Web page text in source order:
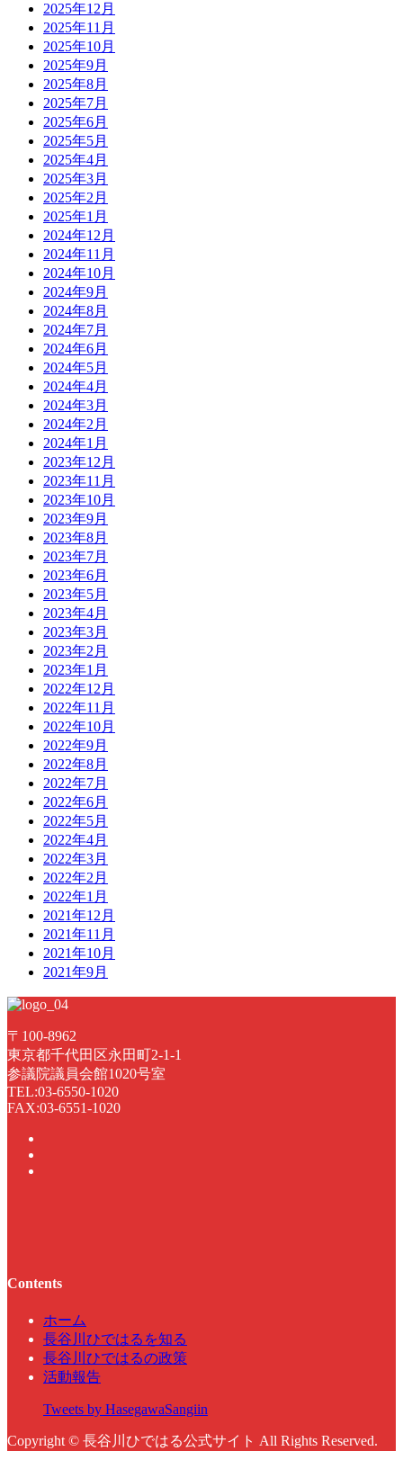
2025年12月
2025年11月
2025年10月
2025年9月
2025年8月
2025年7月
2025年6月
2025年5月
2025年4月
2025年3月
2025年2月
2025年1月
2024年12月
2024年11月
2024年10月
2024年9月
2024年8月
2024年7月
2024年6月
2024年5月
2024年4月
2024年3月
2024年2月
2024年1月
2023年12月
2023年11月
2023年10月
2023年9月
2023年8月
2023年7月
2023年6月
2023年5月
2023年4月
2023年3月
2023年2月
2023年1月
2022年12月
2022年11月
2022年10月
2022年9月
2022年8月
2022年7月
2022年6月
2022年5月
2022年4月
2022年3月
2022年2月
2022年1月
2021年12月
2021年11月
2021年10月
2021年9月
〒100-8962
東京都千代田区永田町2-1-1
参議院議員会館1020号室
TEL:03-6550-1020
FAX:03-6551-1020
Contents
ホーム
長谷川ひではるを知る
長谷川ひではるの政策
活動報告
Tweets by HasegawaSangiin
Copyright © 長谷川ひではる公式サイト All Rights Reserved.